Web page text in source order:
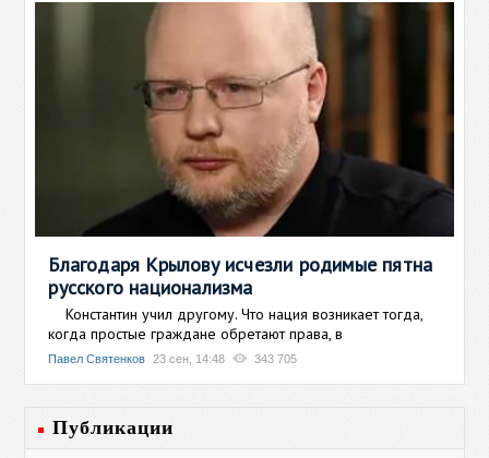
Благодаря Крылову исчезли родимые пятна
русского национализма
Константин учил другому. Что нация возникает тогда,
когда простые граждане обретают права, в
Павел Святенков 23 сен, 14:48 343 705
Публикации